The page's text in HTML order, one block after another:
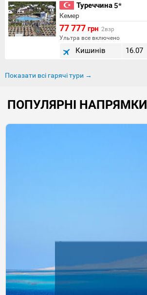
Туреччина5*
Кемер
77 777 грн 2взр
Ультра все включено
Кишинів 16.07
Показати всі гарячі тури →
ПОПУЛЯРНІ НАПРЯМКИ